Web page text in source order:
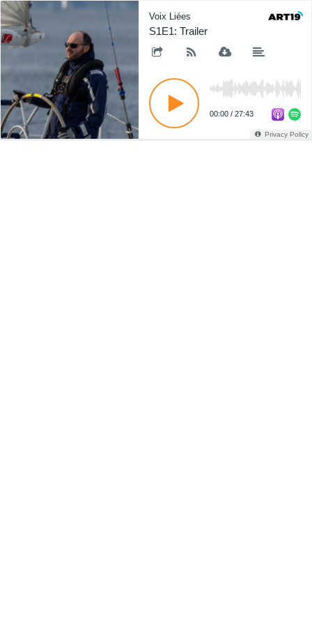
Voix Liées
S1E1: Trailer
00:00 / 27:43
Privacy Policy